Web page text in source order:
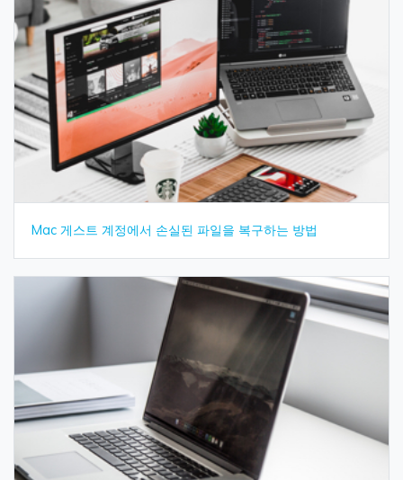
Mac 게스트 계정에서 손실된 파일을 복구하는 방법